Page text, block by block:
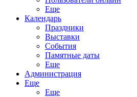
Еще
Календарь
Праздники
Выставки
События
Памятные даты
Еще
Администрация
Еще
Еще